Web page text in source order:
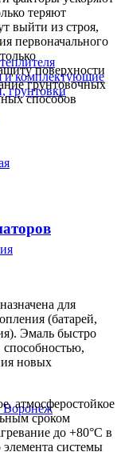
и комплектующие
грунтовки
теряют
выйти из строя,
первоначального
поверхности
грунтовочных
способов
для
(батарей,
Эмаль быстро
новых
атмосферостойкое
сроком
до +80°С в
системы